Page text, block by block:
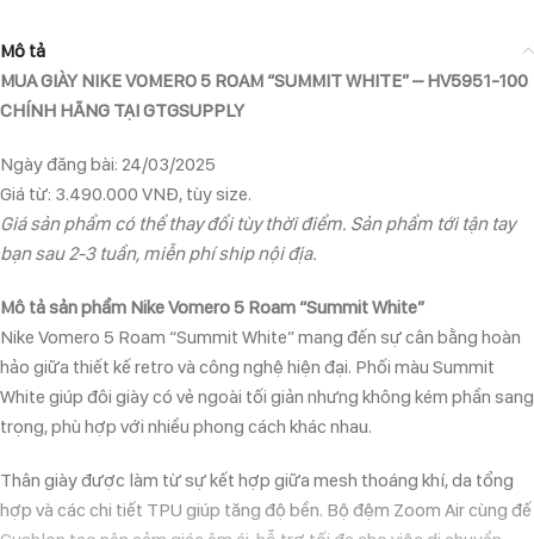
Mô tả
MUA GIÀY NIKE VOMERO 5 ROAM “SUMMIT WHITE” – HV5951-100
CHÍNH HÃNG TẠI GTGSUPPLY
Ngày đăng bài: 24/03/2025
Giá từ: 3.490.000 VNĐ, tùy size.
Giá sản phẩm có thể thay đổi tùy thời điểm. Sản phẩm tới tận tay
bạn sau 2-3 tuần, miễn phí ship nội địa.
Mô tả sản phẩm Nike Vomero 5 Roam “Summit White”
Nike Vomero 5 Roam “Summit White” mang đến sự cân bằng hoàn
hảo giữa thiết kế retro và công nghệ hiện đại. Phối màu Summit
White giúp đôi giày có vẻ ngoài tối giản nhưng không kém phần sang
trọng, phù hợp với nhiều phong cách khác nhau.
Thân giày được làm từ sự kết hợp giữa mesh thoáng khí, da tổng
hợp và các chi tiết TPU giúp tăng độ bền. Bộ đệm Zoom Air cùng đế